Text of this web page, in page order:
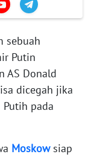
sebuah
Putin
AS Donald
dicegah jika
pada
Moskowsiap